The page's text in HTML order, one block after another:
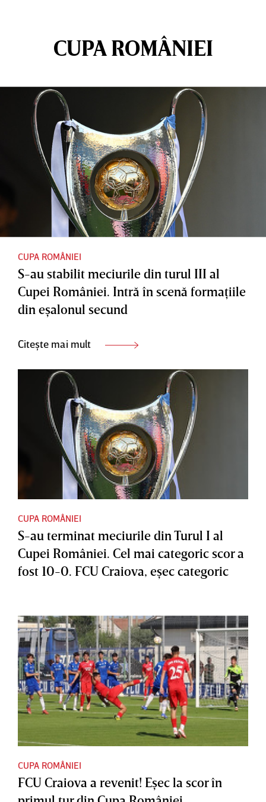
CUPA ROMÂNIEI
CUPA ROMÂNIEI
S-au stabilit meciurile din turul III al
Cupei României. Intră în scenă formaţiile
din eşalonul secund
Citește mai mult
CUPA ROMÂNIEI
S-au terminat meciurile din Turul I al
Cupei României. Cel mai categoric scor a
fost 10-0. FCU Craiova, eşec categoric
CUPA ROMÂNIEI
FCU Craiova a revenit! Eşec la scor în